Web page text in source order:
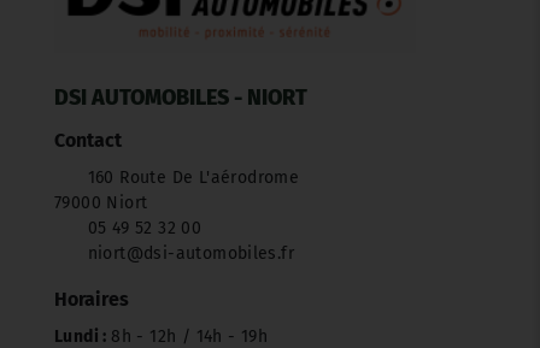
DSI AUTOMOBILES - NIORT
Contact
160 Route De L'aérodrome
79000 Niort
05 49 52 32 00
niort@dsi-automobiles.fr
Horaires
Lundi : 8h - 12h / 14h - 19h